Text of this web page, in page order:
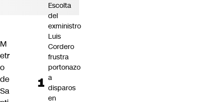
M
etr
o
de
Sa
Escolta
del
exministro
Luis
Cordero
frustra
portonazo
a
disparos
en